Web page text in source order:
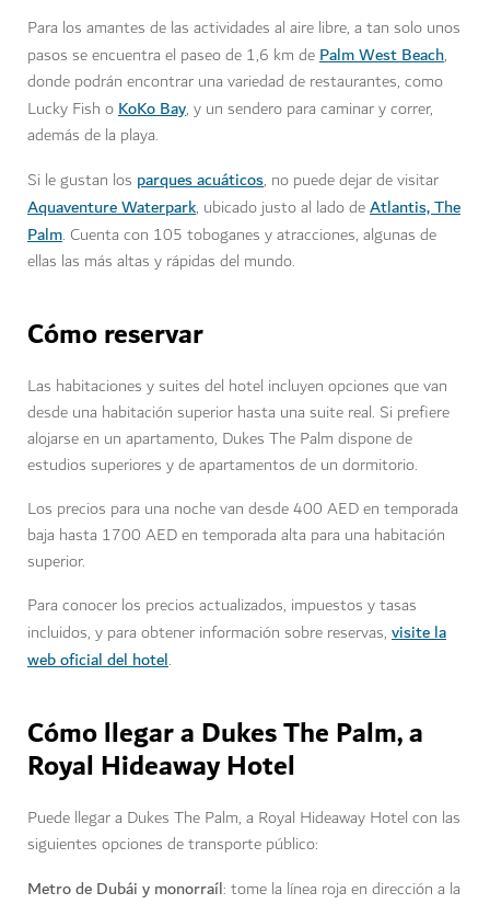
Para los amantes de las actividades al aire libre, a tan solo unos
pasos se encuentra el paseo de 1,6 km dePalm West Beach,
donde podrán encontrar una variedad de restaurantes, como
Lucky Fish oKoKo Bay, y un sendero para caminar y correr,
además de la playa.
Si le gustan los parques acuáticos, no puede dejar de visitar
Aquaventure Waterpark, ubicado justo al lado deAtlantis, The
Palm. Cuenta con 105 toboganes y atracciones, algunas de
ellas las más altas y rápidas del mundo.
Cómo reservar
Las habitaciones y suites del hotel incluyen opciones que van
desde una habitación superior hasta una suite real. Si prefiere
alojarse en un apartamento, Dukes The Palm dispone de
estudios superiores y de apartamentos de un dormitorio.
Los precios para una noche van desde 400 AED en temporada
baja hasta 1700 AED en temporada alta para una habitación
superior.
Para conocer los precios actualizados, impuestos y tasas
incluidos, y para obtener información sobre reservas, visite la
web oficial del hotel.
Cómo llegar a Dukes The Palm, a
Royal Hideaway Hotel
Puede llegar a Dukes The Palm, a Royal Hideaway Hotel con las
siguientes opciones de transporte público:
Metro de Dubái y monorraíl: tome la línea roja en dirección a la